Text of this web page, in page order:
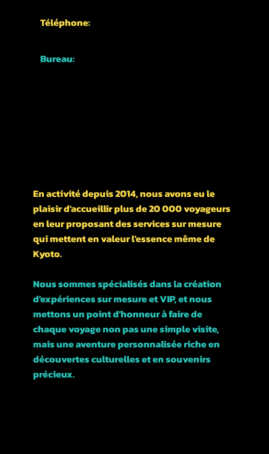
En activité depuis 2014, nous avons eu le
plaisir d'accueillir plus de 20 000 voyageurs
en leur proposant des services sur mesure
qui mettent en valeur l'essence même de
Kyoto.
Nous sommes spécialisés dans la création
d'expériences sur mesure et VIP, et nous
mettons un point d'honneur à faire de
chaque voyage non pas une simple visite,
mais une aventure personnalisée riche en
découvertes culturelles et en souvenirs
précieux.
Téléphone:
Bureau: